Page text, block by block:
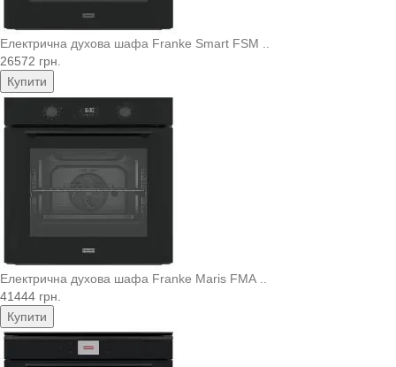
Електрична духова шафа Franke Smart FSM ..
26572 грн.
Купити
Електрична духова шафа Franke Maris FMA ..
41444 грн.
Купити